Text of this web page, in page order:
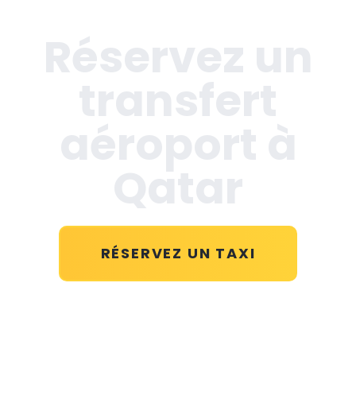
RÉSERVEZ UN TAXI